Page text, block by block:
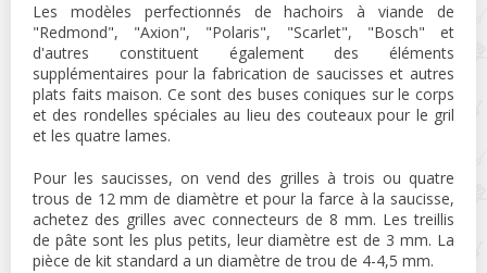
Les modèles perfectionnés de hachoirs à viande de
"Redmond", "Axion", "Polaris", "Scarlet", "Bosch" et
d'autres constituent également des éléments
supplémentaires pour la fabrication de saucisses et autres
plats faits maison. Ce sont des buses coniques sur le corps
et des rondelles spéciales au lieu des couteaux pour le gril
et les quatre lames.
Pour les saucisses, on vend des grilles à trois ou quatre
trous de 12 mm de diamètre et pour la farce à la saucisse,
achetez des grilles avec connecteurs de 8 mm. Les treillis
de pâte sont les plus petits, leur diamètre est de 3 mm. La
pièce de kit standard a un diamètre de trou de 4-4,5 mm.